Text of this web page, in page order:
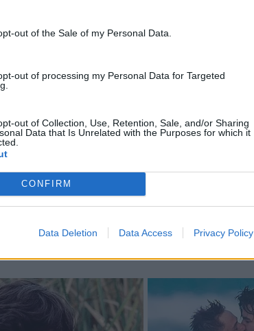
out of the Sale of my Personal Data.
out of processing my Personal Data for Targeted
out of Collection, Use, Retention, Sale, and/or Sharing
Data that Is Unrelated with the Purposes for which it
CONFIRM
Data Deletion Data Access Privacy Policy